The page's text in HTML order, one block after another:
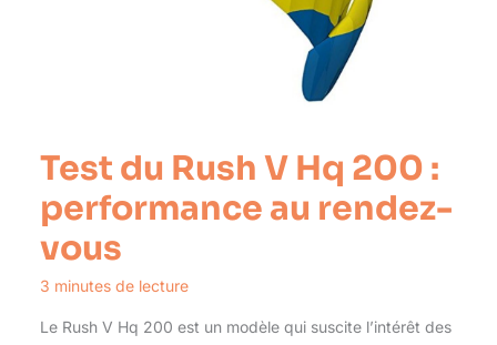
Test du Rush V Hq 200 :
performance au rendez-
vous
3 minutes de lecture
Le Rush V Hq 200 est un modèle qui suscite l’intérêt des